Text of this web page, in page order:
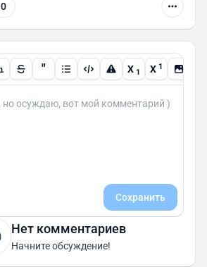
0
" X 1 X 1
Сохранить
Нет комментариев
Начните обсуждение!